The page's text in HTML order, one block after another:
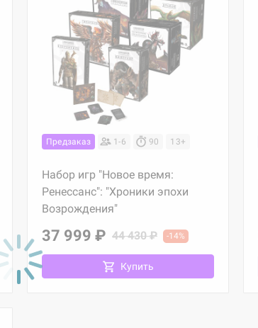
Предзаказ 1-6 90 13+
Набор игр "Новое время:
Ренессанс": "Хроники эпохи
Возрождения"
37 999 ₽ 44 430 ₽ -14%
Купить